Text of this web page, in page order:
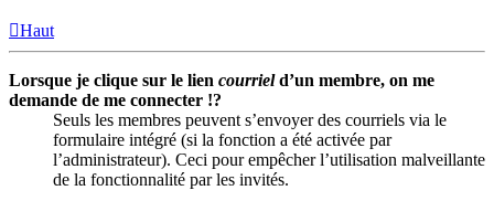
Haut
Lorsque je clique sur le lien courrield’un membre, on me
demande de me connecter !?
Seuls les membres peuvent s’envoyer des courriels via le
formulaire intégré (si la fonction a été activée par
l’administrateur). Ceci pour empêcher l’utilisation malveillante
de la fonctionnalité par les invités.